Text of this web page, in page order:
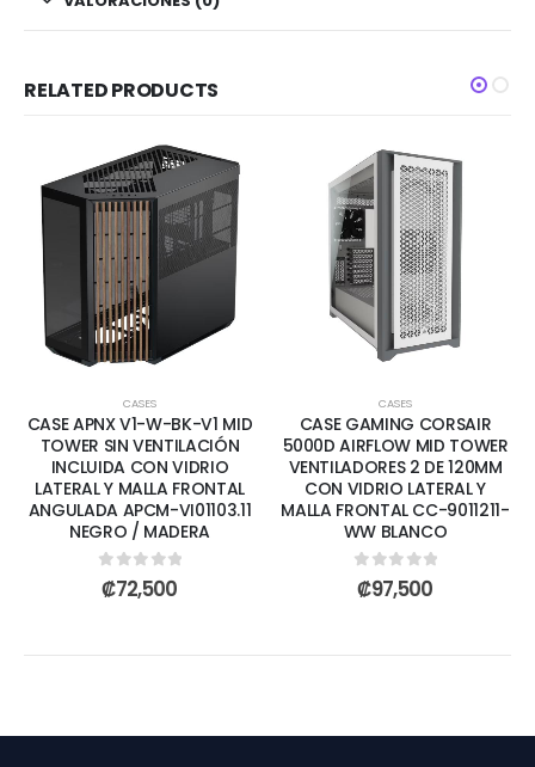
RELATED PRODUCTS
CASES
CASE APNX V1-W-BK-V1 MID
TOWER SIN VENTILACIÓN
INCLUIDA CON VIDRIO
LATERAL Y MALLA FRONTAL
ANGULADA APCM-VI01103.11
NEGRO / MADERA
0out of 5
₡72,500
CASES
CASE GAMING CORSAIR
5000D AIRFLOW MID TOWER
VENTILADORES 2 DE 120MM
CON VIDRIO LATERAL Y
MALLA FRONTAL CC-9011211-
WW BLANCO
0out of 5
₡97,500